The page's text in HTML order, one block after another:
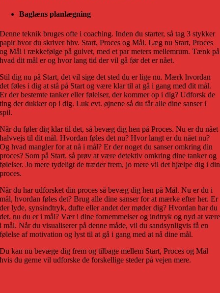
Baglæns planlægning
Denne teknik bruges ofte i coaching. Inden du starter, så tag 3 stykker
papir hvor du skriver hhv. Start, Proces og Mål. Læg nu Start, Proces
og Mål i rækkefølge på gulvet, med et par meters mellemrum. Tænk på
hvad dit mål er og hvor lang tid der vil gå før det er nået.
Stil dig nu på Start, det vil sige det sted du er lige nu. Mærk hvordan
det føles i dig at stå på Start og være klar til at gå i gang med dit mål.
Er der bestemte tanker eller følelser, der kommer op i dig? Udforsk de
ting der dukker op i dig. Luk evt. øjnene så du får alle dine sanser i
spil.
Når du føler dig klar til det, så bevæg dig hen på Proces. Nu er du nået
halvvejs til dit mål. Hvordan føles det nu? Hvor langt er du nået nu?
Og hvad mangler for at nå i mål? Er der noget du sanser omkring din
proces? Som på Start, så prøv at være detektiv omkring dine tanker og
følelser. Jo mere tydeligt de træder frem, jo mere vil det hjælpe dig i din
proces.
Når du har udforsket din proces så bevæg dig hen på Mål. Nu er du i
mål, hvordan føles det? Brug alle dine sanser for at mærke efter her. Er
der lyde, synsindtryk, dufte eller andet der møder dig? Hvordan har du
det, nu du er i mål? Vær i dine fornemmelser og indtryk og nyd at være
i mål. Når du visualiserer på denne måde, vil du sandsynligvis få en
følelse af motivation og lyst til at gå i gang med at nå dine mål.
Du kan nu bevæge dig frem og tilbage mellem Start, Proces og Mål
hvis du gerne vil udforske de forskellige steder på vejen mere.